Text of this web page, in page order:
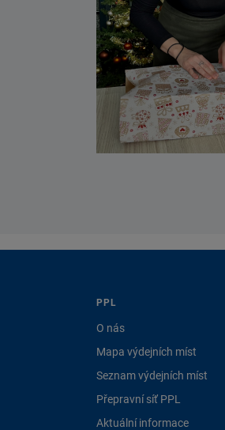
PPL
O nás
Mapa výdejních míst
Seznam výdejních míst
Přepravní síť PPL
Aktuální informace